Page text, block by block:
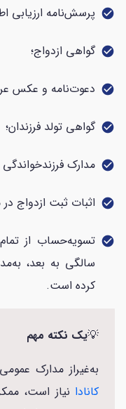
check_circle پرسش‌نامه ارزیابی
check_circle گواهی ازدواج؛
check_circle دعوت‌نامه و عکس
check_circle گواهی تولد فرزندان؛
check_circle مدارک
check_circle اثبات ثبت ازدواج
check_circle
سالگی به بعد،
کرده است.
💡یک نکته مهم
به‌غیراز مدارک
کانادا نیاز است،